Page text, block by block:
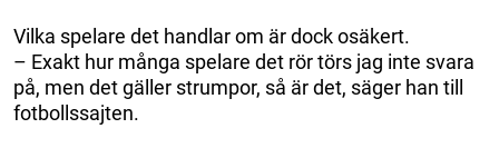
Vilka spelare det handlar om är dock osäkert.
– Exakt hur många spelare det rör törs jag inte svara
på, men det gäller strumpor, så är det, säger han till
fotbollssajten.